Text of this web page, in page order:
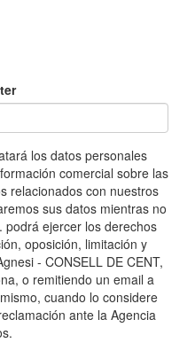
los datos personales
comercial sobre las
relacionados con nuestros
sus datos mientras no
podrá ejercer los derechos
oposición, limitación y
- CONSELL DE CENT,
o remitiendo un email a
cuando lo considere
ante la Agencia